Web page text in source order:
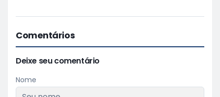
Comentários
Deixe seu comentário
Nome